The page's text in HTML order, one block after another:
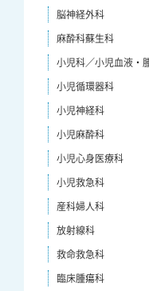
脳神経外科
麻酔科蘇生科
小児科／小児血液・
小児循環器科
小児神経科
小児麻酔科
小児心身医療科
小児救急科
産科婦人科
放射線科
救命救急科
臨床腫瘍科